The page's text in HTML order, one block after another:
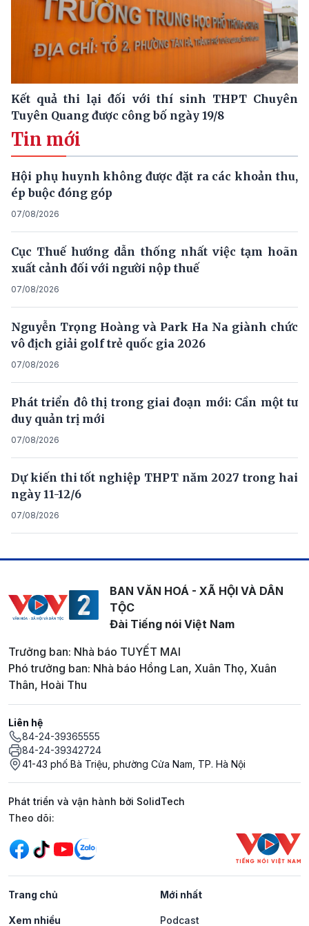
Kết quả thi lại đối với thí sinh THPT Chuyên
Tuyên Quang được công bố ngày 19/8
Tin mới
Hội phụ huynh không được đặt ra các khoản thu,
ép buộc đóng góp
07/08/2026
Cục Thuế hướng dẫn thống nhất việc tạm hoãn
xuất cảnh đối với người nộp thuế
07/08/2026
Nguyễn Trọng Hoàng và Park Ha Na giành chức
vô địch giải golf trẻ quốc gia 2026
07/08/2026
Phát triển đô thị trong giai đoạn mới: Cần một tư
duy quản trị mới
07/08/2026
Dự kiến thi tốt nghiệp THPT năm 2027 trong hai
ngày 11-12/6
07/08/2026
BAN VĂN HOÁ - XÃ HỘI VÀ DÂN
TỘC
Đài Tiếng nói Việt Nam
Trưởng ban: Nhà báo TUYẾT MAI
Phó trưởng ban: Nhà báo Hồng Lan, Xuân Thọ, Xuân
Thân, Hoài Thu
Liên hệ
84-24-39365555
84-24-39342724
41-43 phố Bà Triệu, phường Cửa Nam, TP. Hà Nội
Phát triển và vận hành bởi SolidTech
Mạng xã hội
Theo dõi:
Trang chủ Mới nhất
Xem nhiều Podcast